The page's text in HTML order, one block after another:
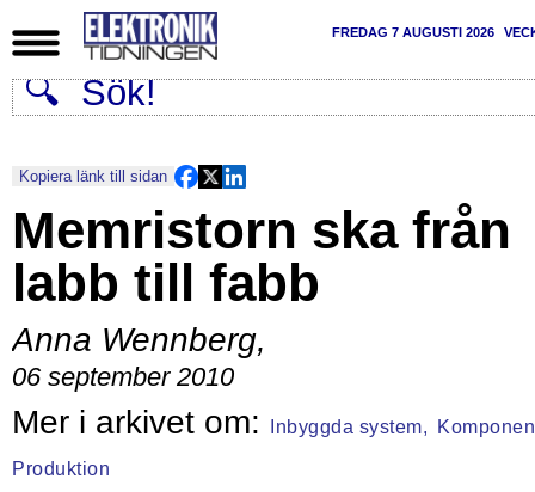
FREDAG 7 AUGUSTI 2026
Kopiera länk till sidan
Memristorn ska från
labb till fabb
Anna Wennberg,
06 september 2010
Inbyggda system,
Produktion